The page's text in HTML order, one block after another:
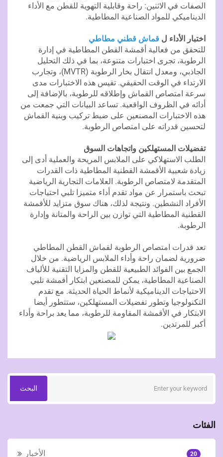
الصفات في الاثنين: راحة وقابلية التهوية للقطن مع الأداء
الديناميكي للمواد الصناعية المطاطية.
اختبار الأداء ل قماش قطني مطاطي
للتحقق من فعالية أقمشة القطن المطاطية في إدارة
الرطوبة، تجرى اختبارات متنوعة، بما في ذلك التحليل
الجاذبي، ومعدل انتقال بخار الرطوبة (MVTR)، وتجارب
الارتداء في الوقت الحقيقي. تقيس هذه الاختبارات مدى
سرعة امتصاص القماش وإطلاقه للرطوبة، بالإضافة إلى
أدائه في الظروف الواقعية. تساعد البيانات التي جمعت من
هذه الاختبارات المصنعين على ضبط تركيب وبنية القماش
لتحسين قدراته على امتصاص الرطوبة.
تفضيلات المستهلكين واتجاهات السوق
الطلب الاستهلاكي على الملابس المريحة والعملية أدى إلى
زيادة شعبية الأقمشة القطنية المطاطية ذات القدرات
المتقدمة لامتصاص الرطوبة. العلامات التجارية الرياضية
تبحث باستمرار عن مواد تقدم أداء متميزا تلبي احتياجات
الأفراد النشطين. ونتيجة لذلك، هناك سوق متزايد للأقمشة
القطنية المطاطية التي توازن بين الراحة والمتانة وإدارة
الرطوبة.
تعد قدرات امتصاص الرطوبة لقماش القطن المطاطي
ضرورية لضمان راحة وأداء الملابس الرياضية. من خلال
الجمع بين الفوائد الطبيعية للقطن والمزايا التقنية للألياف
الصناعية المطاطية، يمكن للمصنعين ابتكار أقمشة تلبي
الاحتياجات الديناميكية لأنماط الحياة الحديثة. مع تقدم
التكنولوجيا وتطور تفضيلات المستهلكين، ستتطور أيضا
الابتكار في الأقمشة المقاومة للرطوبة، مما يعد براحة وأداء
أكبر للمرتدين.
البحث
الفئات
الأخبار 20